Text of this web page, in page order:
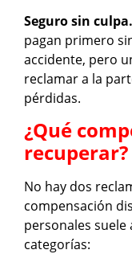
Seguro sin culpa.
pagan primero
accidente, pero
reclamar a la
pérdidas.
¿Qué
recuperar?
No hay dos
compensación
personales suele
categorías: